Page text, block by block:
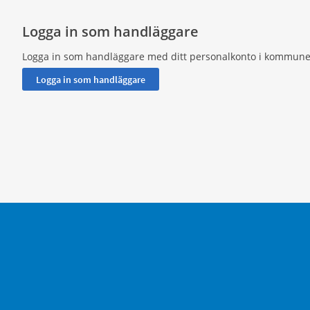
Logga in som handläggare
Logga in som handläggare med ditt personalkonto i